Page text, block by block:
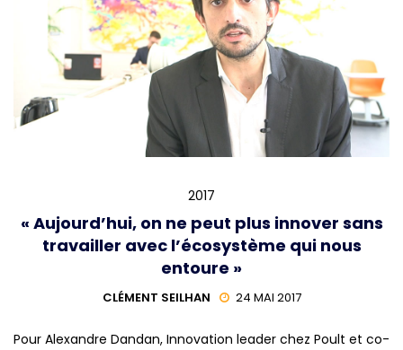
2017
« Aujourd’hui, on ne peut plus innover sans
travailler avec l’écosystème qui nous
entoure »
CLÉMENT SEILHAN 24 MAI 2017
Pour Alexandre Dandan, Innovation leader chez Poult et co-